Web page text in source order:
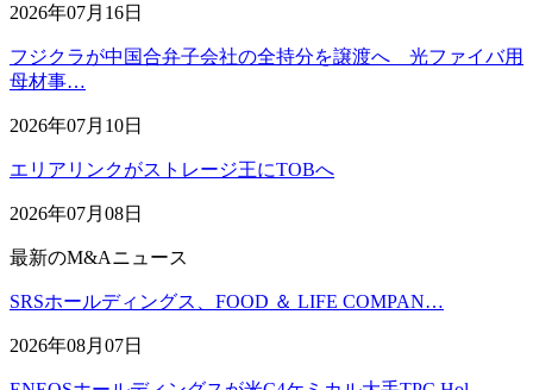
2026年07月16日
フジクラが中国合弁子会社の全持分を譲渡へ 光ファイバ用
母材事…
2026年07月10日
エリアリンクがストレージ王にTOBへ
2026年07月08日
最新のM&Aニュース
SRSホールディングス、FOOD ＆ LIFE COMPAN…
2026年08月07日